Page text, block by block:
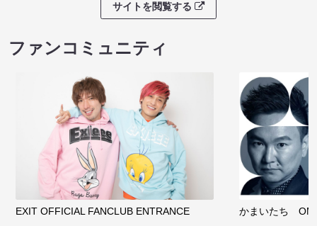
サイトを閲覧する
ファンコミュニティ
EXIT OFFICIAL FANCLUB ENTRANCE かまいたち